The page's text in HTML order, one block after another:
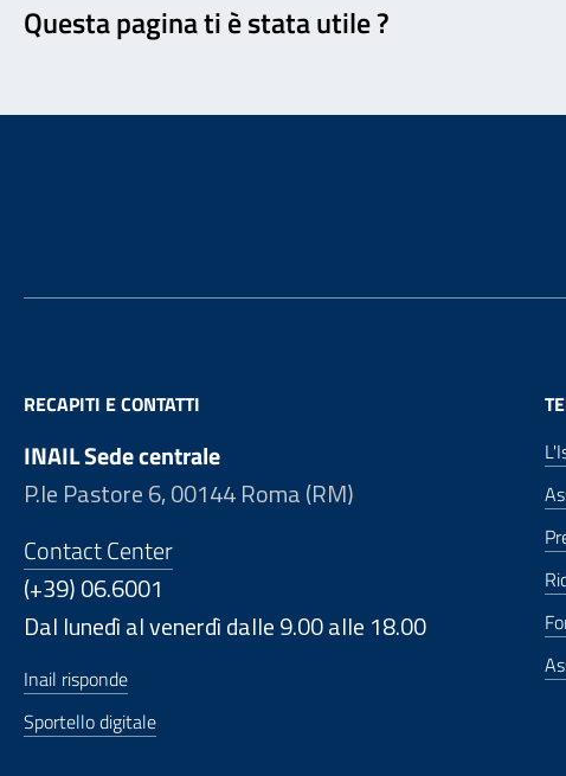
Questa pagina ti è stata utile ?
RECAPITI E CONTATTI
INAIL Sede centrale
P.le Pastore 6, 00144 Roma (RM)
Contact Center
(+39) 06.6001
Dal lunedì al venerdì dalle 9.00 alle 18.00
Inail risponde
Sportello digitale